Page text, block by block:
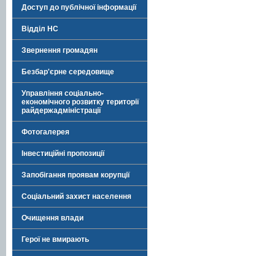
Доступ до публічної інформації
Відділ НС
Звернення громадян
Безбар'єрне середовище
Управління соціально-
економічного розвитку території
райдержадміністрації
Фотогалерея
Інвестиційні пропозиції
Запобігання проявам корупції
Соціальний захист населення
Очищення влади
Герої не вмирають